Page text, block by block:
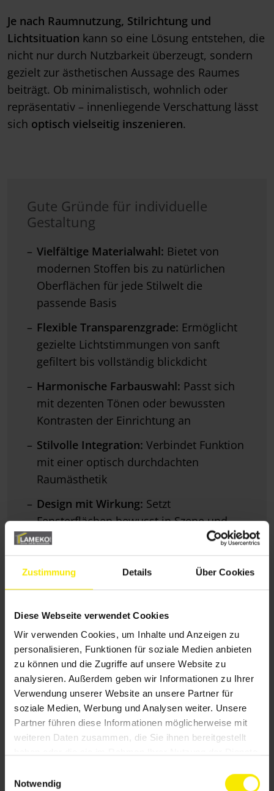
Zustimmung Details Über Cookies
Diese Webseite verwendet Cookies
Wir verwenden Cookies, um Inhalte und Anzeigen zu
personalisieren, Funktionen für soziale Medien anbieten
zu können und die Zugriffe auf unsere Website zu
analysieren. Außerdem geben wir Informationen zu Ihrer
Verwendung unserer Website an unsere Partner für
soziale Medien, Werbung und Analysen weiter. Unsere
Partner führen diese Informationen möglicherweise mit
weiteren Daten zusammen, die Sie ihnen bereitgestellt
Notwendig
Je nach Raumnutzung, Stilrichtung und
Lichtsituation kann so eine Lösung entstehen, die
nicht nur durch Nutzbarkeit überzeugt, sondern
gezielt zur ästhetischen Aussage des Raumes
beiträgt. Ob minimalistisch, wohnlich oder
repräsentativ – innenliegende Verschattung lässt
sich optisch vielseitig inszenieren.
Gute Gründe für individuelle
Gestaltung
Vielfältige Materialwahl: Bietet von
modernen Stoffen bis zu natürlichen
Oberflächen für jede Stilwelt die
passende Basis
Flexible Transparenzgrade: Ermöglicht
gezielte Lichtstimmungen von sanft
gefiltert bis vollständig blickdicht
Harmonische Farbauswahl: Passt sich
mit dezenten Tönen oder bewussten
Kontrasten der Einrichtung an
Stilvolle Integration: Verbindet Funktion
mit einer optisch durchdachten
Raumästhetik
Design mit Wirkung: Setzt
Fensterflächen bewusst in Szene und
schafft eine einladende Atmosphäre
innenliegenden Sonnenschutz?
Schauen Sie sich doch unsere vielfältigen
Verschattungslösungen für den Innenraum an –
sicher ist auch die Passende für Sie dabei.
Unsere Systeme im Überblick
Pflegeleicht im Alltag